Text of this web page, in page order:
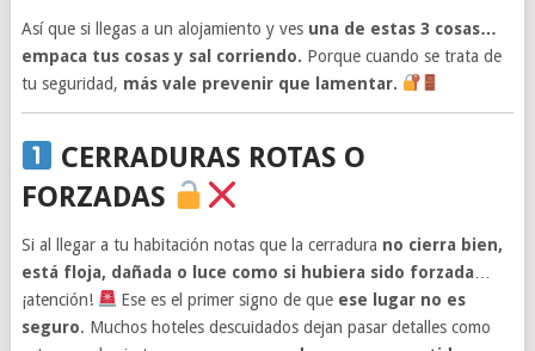
Así que si llegas a un alojamiento y ves una de estas 3 cosas…
empaca tus cosas y sal corriendo. Porque cuando se trata de
tu seguridad, más vale prevenir que lamentar.
CERRADURAS ROTAS O
FORZADAS
Si al llegar a tu habitación notas que la cerradura no cierra bien,
está floja, dañada o luce como si hubiera sido forzada
¡atención!
Ese es el primer signo de que ese lugar no es
seguro. Muchos hoteles descuidados dejan pasar detalles como